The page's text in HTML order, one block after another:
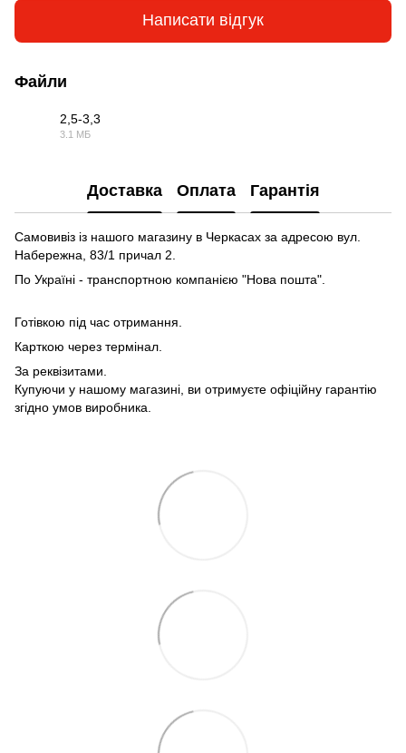
Написати відгук
Файли
2,5-3,3
3.1 МБ
Доставка Оплата Гарантія
Самовивіз із нашого магазину в Черкасах за адресою вул.
Набережна, 83/1 причал 2.
По Україні - транспортною компанією "Нова пошта".
Готівкою під час отримання.
Карткою через термінал.
За реквізитами.
Купуючи у нашому магазині, ви отримуєте офіційну гарантію
згідно умов виробника.